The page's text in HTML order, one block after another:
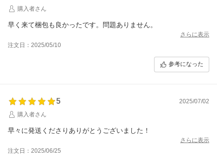
購入者さん
早く来て梱包も良かったです。問題ありません。
さらに表示
注文日：2025/05/10
参考になった
5
2025/07/02
購入者さん
早々に発送くださりありがとうございました！
さらに表示
注文日：2025/06/25